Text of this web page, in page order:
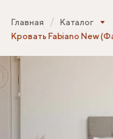
Главная Каталог
Кровать Fabiano New